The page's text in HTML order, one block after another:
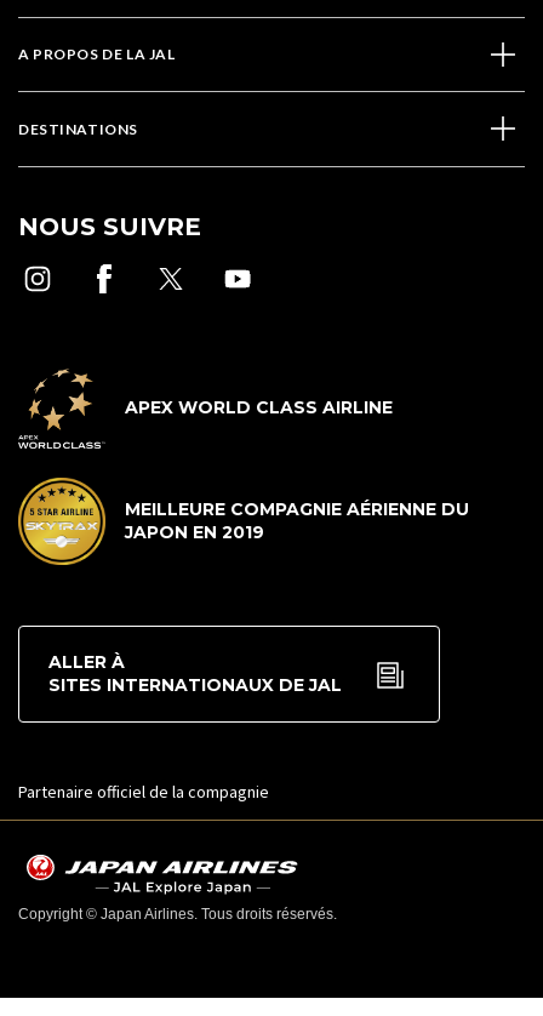
A PROPOS DE LA JAL
DESTINATIONS
NOUS SUIVRE
APEX WORLD CLASS AIRLINE
MEILLEURE COMPAGNIE AÉRIENNE DU
JAPON EN 2019
ALLER À
SITES INTERNATIONAUX DE JAL
Partenaire officiel de la compagnie
Copyright © Japan Airlines. Tous droits réservés.